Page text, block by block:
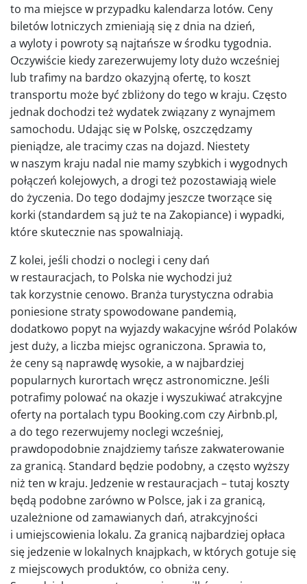
to ma miejsce w przypadku kalendarza lotów. Ceny
biletów lotniczych zmieniają się z dnia na dzień,
a wyloty i powroty są najtańsze w środku tygodnia.
Oczywiście kiedy zarezerwujemy loty dużo wcześniej
lub trafimy na bardzo okazyjną ofertę, to koszt
transportu może być zbliżony do tego w kraju. Często
jednak dochodzi też wydatek związany z wynajmem
samochodu. Udając się w Polskę, oszczędzamy
pieniądze, ale tracimy czas na dojazd. Niestety
w naszym kraju nadal nie mamy szybkich i wygodnych
połączeń kolejowych, a drogi też pozostawiają wiele
do życzenia. Do tego dodajmy jeszcze tworzące się
korki (standardem są już te na Zakopiance) i wypadki,
które skutecznie nas spowalniają.
Z kolei, jeśli chodzi o noclegi i ceny dań
w restauracjach, to Polska nie wychodzi już
tak korzystnie cenowo. Branża turystyczna odrabia
poniesione straty spowodowane pandemią,
dodatkowo popyt na wyjazdy wakacyjne wśród Polaków
jest duży, a liczba miejsc ograniczona. Sprawia to,
że ceny są naprawdę wysokie, a w najbardziej
popularnych kurortach wręcz astronomiczne. Jeśli
potrafimy polować na okazje i wyszukiwać atrakcyjne
oferty na portalach typu Booking.com czy Airbnb.pl,
a do tego rezerwujemy noclegi wcześniej,
prawdopodobnie znajdziemy tańsze zakwaterowanie
za granicą. Standard będzie podobny, a często wyższy
niż ten w kraju. Jedzenie w restauracjach – tutaj koszty
będą podobne zarówno w Polsce, jak i za granicą,
uzależnione od zamawianych dań, atrakcyjności
i umiejscowienia lokalu. Za granicą najbardziej opłaca
się jedzenie w lokalnych knajpkach, w których gotuje się
z miejscowych produktów, co obniża ceny.